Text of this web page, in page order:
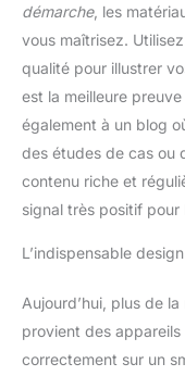
démarche, les
vous maîtrisez.
qualité pour illustrer
est la meilleure
également à un blog
des études de cas ou
contenu riche et
signal très positif pour
L’indispensable
Aujourd’hui, plus de
provient des appareils
correctement sur un